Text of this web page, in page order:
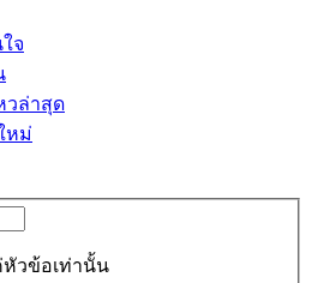
จ
วล่าสุด
หม่
วข้อเท่านั้น